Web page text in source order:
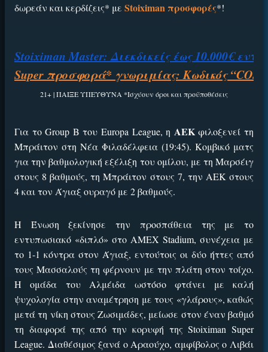
δωρεάν και κερδίζεις* με Stoiximan προσφορές*!
Stoiximan Master: Διεκδικείς έως 10.000€
Super προσφορά* γνωριμίας: Κωδικός
21+ | ΠΑΙΞΕ ΥΠΕΥΘΥΝΑ *Ισχύουν όροι και προϋποθέσεις
Για το Group B του Europa League, η ΑΕΚφιλοξενεί τη
Μπράιτον στη Νέα Φιλαδέλφεια (19:45). Κομβικό ματς
για την βαθμολογική εξέλιξη του ομίλου, με τη Μαρσέιγ
στους 8 βαθμούς, τη Μπράιτον στους 7, την ΑΕΚ στους
4 και τον Άγιαξ ουραγό με 2 βαθμούς.
Η Ένωση ξεκίνησε την προσπάθεια της με το
εντυπωσιακό «διπλό» στο AMEX Stadium, συνέχεια με
το 1-1 κόντρα στον Άγιαξ, εντούτοις οι δύο ήττες από
τους Μασσαλούς τη φέρνουν με την πλάτη στον τοίχο.
Η ομάδα του Αλμέιδα ωστόσο φτάνει με καλή
ψυχολογία στην αναμέτρηση με τους «γλάρους», καθώς
μετά τη νίκη στους Ζωσιμάδες, μείωσε στον έναν βαθμό
τη διαφορά της από την κορυφή της Stoiximan Super
League. Διαθέσιμος ξανά ο Αραούχο, αμφίβολος ο Λιβάι